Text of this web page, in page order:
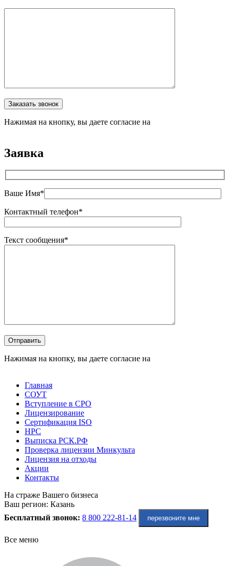
Оставьте это поле пустым.
Заказать звонок
Нажимая на кнопку, вы даете согласие на
Заявка
Ваше Имя*
Контактный телефон*
Текст сообщения*
Оставьте это поле пустым.
Отправить
Нажимая на кнопку, вы даете согласие на
Главная
СОУТ
Вступление в СРО
Лицензирование
Сертификация ISO
НРС
Выписка РСК.РФ
Проверка лицензии Минкульта
Лицензия на отходы
Акции
Контакты
На страже Вашего бизнеса
Ваш регион: Казань
Бесплатный звонок: 8 800 222-81-14 перезвоните мне
Все меню